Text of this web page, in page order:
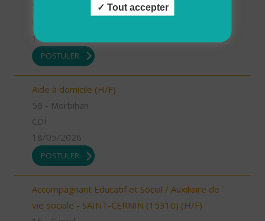
19/05/2026
POSTULER
Aide à domicile (H/F)
56 - Morbihan
CDI
18/05/2026
POSTULER
Accompagnant Educatif et Social / Auxiliaire de
vie sociale - SAINT-CERNIN (15310) (H/F)
Tout accepter